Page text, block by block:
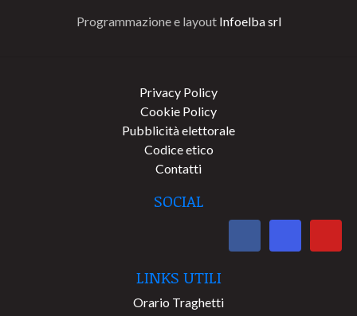
Programmazione e layout Infoelba srl
Privacy Policy
Cookie Policy
Pubblicità elettorale
Codice etico
Contatti
SOCIAL
LINKS UTILI
Orario Traghetti